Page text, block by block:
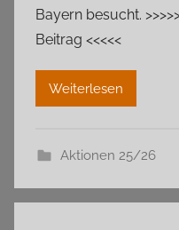
Bayern besucht.
Beitrag <<<<<
Weiterlesen
Aktionen 25/26